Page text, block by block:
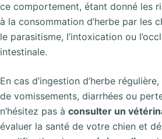
ce comportement, étant donné les
à la consommation d’herbe par les
le parasitisme, l’intoxication ou
intestinale.
En cas d’ingestion d’herbe
de vomissements, diarrhées ou
n’hésitez pas à consulter un
évaluer la santé de votre chien et